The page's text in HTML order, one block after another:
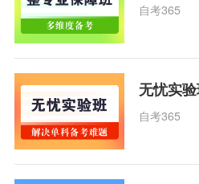
自考365
无忧实
自考365